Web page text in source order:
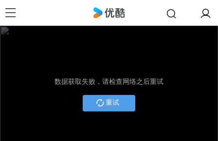
数据获取失败，请检查网络之后重试
重试